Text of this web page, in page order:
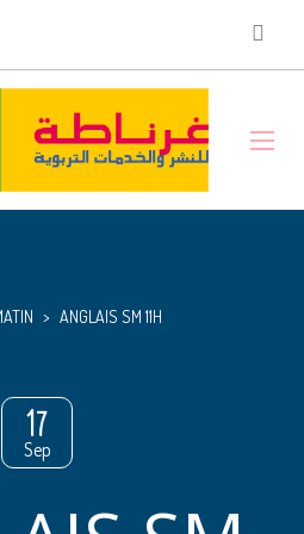
> ANGLAIS SM 11H
17
Sep